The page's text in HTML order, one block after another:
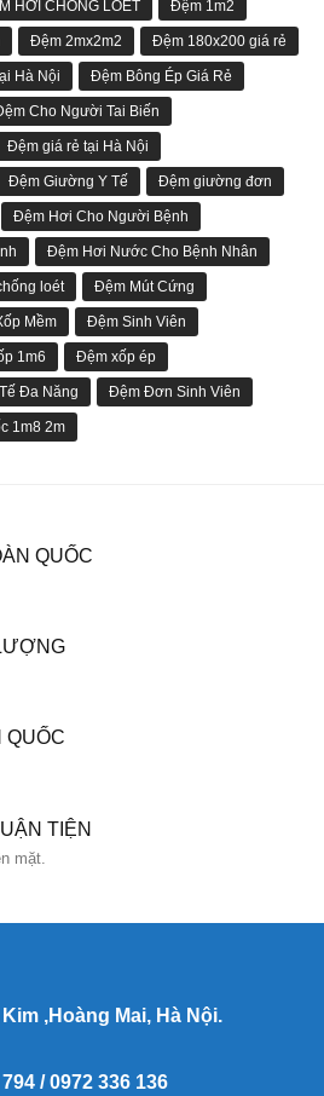
HƠI CHỐNG LOÉT Đệm 1m2
Đệm 2mx2m2 Đệm 180x200 giá rẻ
Hà Nội Đệm Bông Ép Giá Rẻ
Cho Người Tai Biến
Đệm giá rẻ tại Hà Nội
Đệm Giường Y Tế Đệm giường đơn
Đệm Hơi Cho Người Bệnh
Đệm Hơi Nước Cho Bệnh Nhân
loét Đệm Mút Cứng
Mềm Đệm Sinh Viên
1m6 Đệm xốp ép
Đa Năng Đệm Đơn Sinh Viên
1m8 2m
QUỐC
QUỐC
TIỆN
mặt.
,Hoàng Mai, Hà Nội.
/ 0972 336 136